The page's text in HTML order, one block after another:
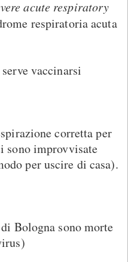
acute respiratory
respiratoria acuta
vaccinarsi
corretta per
sono improvvisate
per uscire di casa).
Bologna sono morte